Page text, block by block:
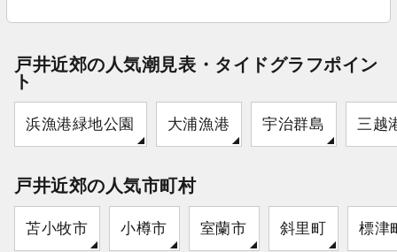
戸井近郊の人気潮見表・タイドグラフポイン
ト
浜漁港緑地公園 大浦漁港 宇治群島 三越
戸井近郊の人気市町村
苫小牧市 小樽市 室蘭市 斜里町 標津